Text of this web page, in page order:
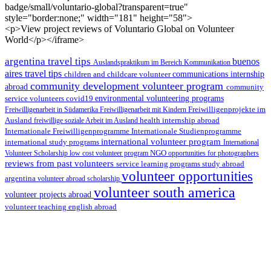
badge/small/voluntario-global?transparent=true"
style="border:none;" width="181" height="58">
<p>View project reviews of Voluntario Global on Volunteer
World</p></iframe>
argentina travel tips Auslandspraktikum im Bereich Kommunikation buenos
aires travel tips children and childcare volunteercommunications internship
abroad community development volunteer program community
service volunteers covid19 environmental volunteering programs
Freiwilligenarbeit in Südamerika Freiwilligenarbeit mit Kindern Freiwilligenprojekte im
Ausland freiwillige soziale Arbeit im Ausland health internship abroad
Internationale Freiwilligenprogramme Internationale Studienprogramme
international study programs international volunteer program International
Volunteer Scholarship low cost volunteer program NGO opportunities for photographers
reviews from past volunteers service learning programs study abroad
argentina volunteer abroad scholarship volunteer opportunities
volunteer projects abroad volunteer south america
volunteer teaching english abroad